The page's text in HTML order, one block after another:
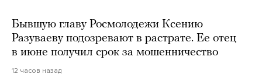
Бывшую главу Росмолодежи Ксению
Разуваеву подозревают в растрате. Ее отец
в июне получил срок за мошенничество
12 часов назад